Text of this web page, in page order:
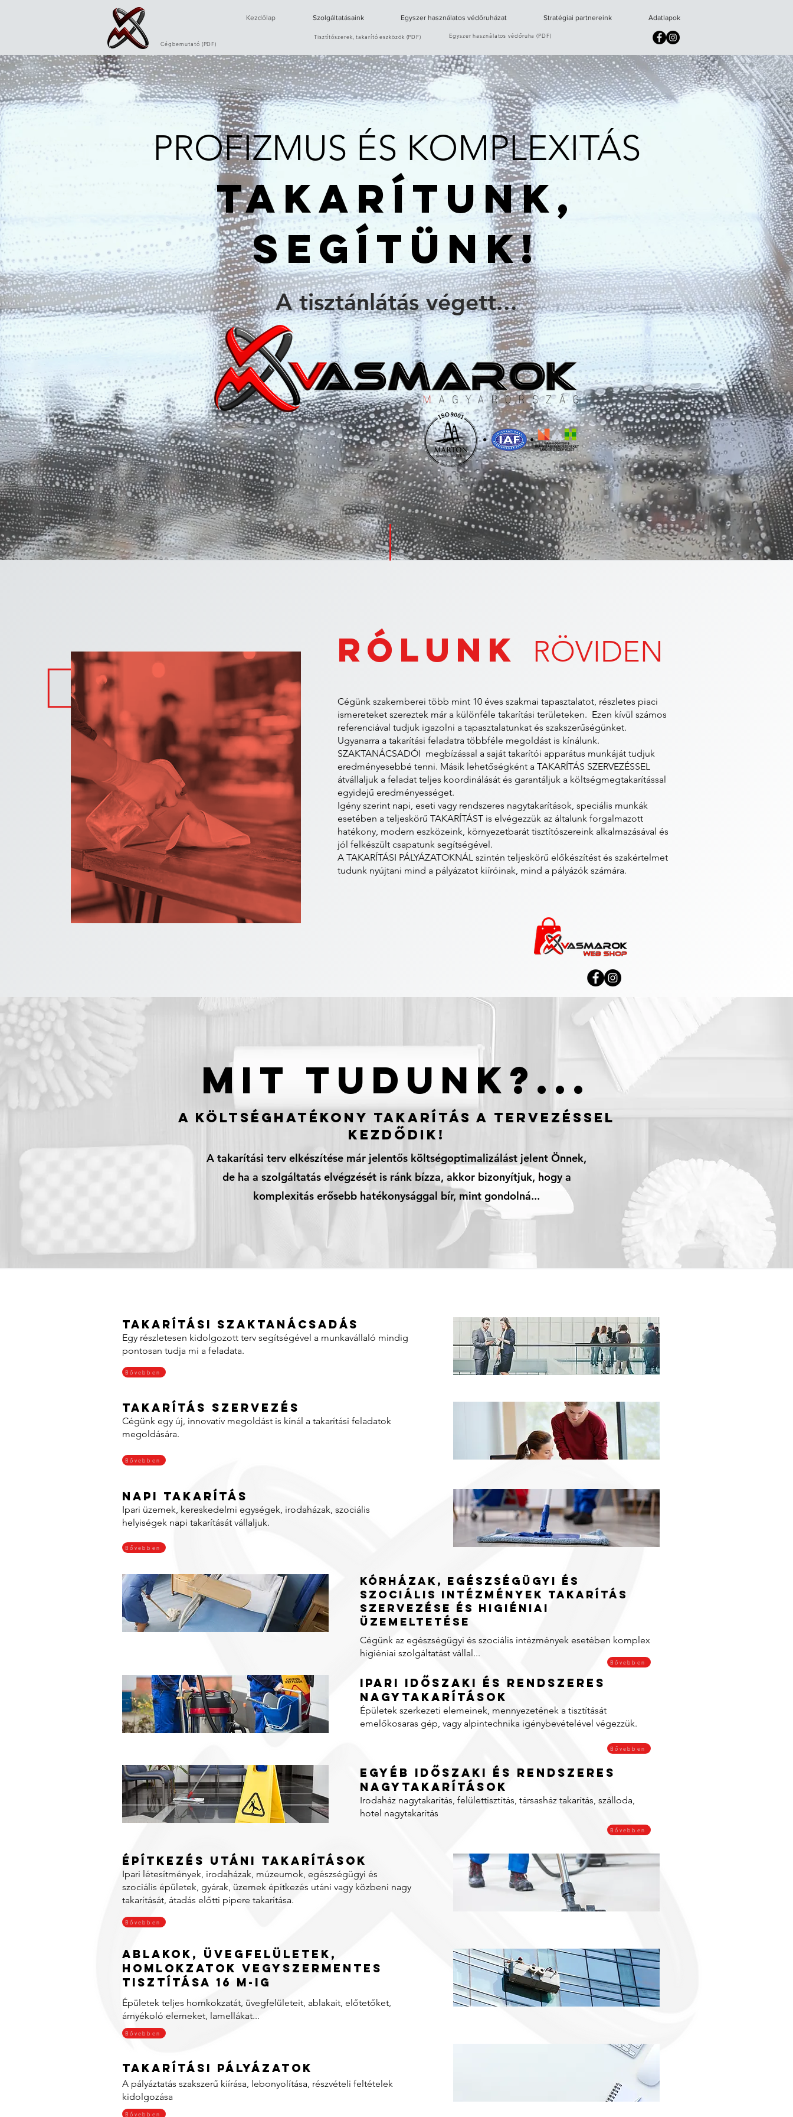
Kezdőlap Szolgáltatásaink Egyszer használatos védőruházat Stratégiai partnereink Adatlapok
Cégbemutató (PDF)
Tisztítószerek, takarító eszközök (PDF) Egyszer használatos védőruha (PDF)
PROFIZMUS ÉS KOMPLEXITÁS
TAKARÍTUNK,
SEGÍTÜNK!
A tisztánlátás végett...
RÓLUNK RÖVIDEN
Cégünk szakemberei több mint 10 éves szakmai tapasztalatot, részletes piaci
ismereteket szereztek már a különféle takarítási területeken. Ezen kívül számos
referenciával tudjuk igazolni a tapasztalatunkat és szakszerűségünket.
Ugyanarra a takarítási feladatra többféle megoldást is kínálunk.
SZAKTANÁCSADÓI megbízással a saját takarítói apparátus munkáját tudjuk
eredményesebbé tenni. Másik lehetőségként a TAKARÍTÁS SZERVEZÉSSEL
átvállaljuk a feladat teljes koordinálását és garantáljuk a költségmegtakarítással
egyidejű eredményességet.
Igény szerint napi, eseti vagy rendszeres nagytakarítások, speciális munkák
esetében a teljeskörű TAKARÍTÁST is elvégezzük az általunk forgalmazott
hatékony, modern eszközeink, környezetbarát tisztítószereink alkalmazásával és
jól felkészült csapatunk segítségével.
A TAKARÍTÁSI PÁLYÁZATOKNÁL szintén teljeskörű előkészítést és szakértelmet
tudunk nyújtani mind a pályázatot kiíróinak, mind a pályázók számára.
MIT TUDUNK?...
A KÖLTSÉGHATÉKONY TAKARÍTÁS A TERVEZÉSSEL
KEZDŐDIK!
A takarítási terv elkészítése már jelentős költségoptimalizálást jelent Önnek,
de ha a szolgáltatás elvégzését is ránk bízza, akkor bizonyítjuk, hogy a
komplexitás erősebb hatékonysággal bír, mint gondolná...
Takarítási szaktanácsadás
Egy részletesen kidolgozott terv segítségével a munkavállaló mindig
pontosan tudja mi a feladata.
Bővebben
Takarítás szervezés
Cégünk egy új, innovatív megoldást is kínál a takarítási feladatok
megoldására.
Bővebben
Napi takarítás
Ipari üzemek, kereskedelmi egységek, irodaházak, szociális
helyiségek napi takarítását vállaljuk.
Bővebben
Kórházak, egészségügyi és
szociális intézmények takarítás
szervezése és higiéniai
üzemeltetése
Bővebben
Cégünk az egészségügyi és szociális intézmények esetében komplex
higiéniai szolgáltatást vállal...
Ipari időszaki és rendszeres
nagytakarítások
Épületek szerkezeti elemeinek, mennyezetének a tisztítását
emelőkosaras gép, vagy alpintechnika igénybevételével végezzük.
Bővebben
Egyéb időszaki és rendszeres
nagytakarítások
Irodaház nagytakarítás, felülettisztítás, társasház takarítás, szálloda,
hotel nagytakarítás
Bővebben
Építkezés utáni takarítások
Ipari létesítmények, irodaházak, múzeumok, egészségügyi és
szociális épületek, gyárak, üzemek építkezés utáni vagy közbeni nagy
takarítását, átadás előtti pipere takarítása.
Bővebben
Ablakok, üvegfelületek,
homlokzatok vegyszermentes
tisztítása 16 m-ig
Épületek teljes homkokzatát, üvegfelületeit, ablakait, előtetőket,
árnyékoló elemeket, lamellákat...
Bővebben
Takarítási pályázatok
A pályáztatás szakszerű kiírása, lebonyolítása, részvételi feltételek
kidolgozása
Bővebben